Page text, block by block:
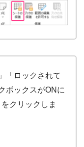
「ロックされて
ボックスがONに
クリックしま